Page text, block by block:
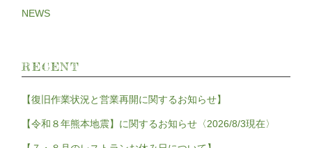
NEWS
RECENT
【復旧作業状況と営業再開に関するお知らせ】
【令和８年熊本地震】に関するお知らせ〈2026/8/3現在〉